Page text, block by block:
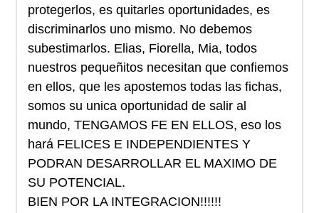
protegerlos, es quitarles oportunidades, es
discriminarlos uno mismo. No debemos
subestimarlos. Elias, Fiorella, Mia, todos
nuestros pequeñitos necesitan que confiemos
en ellos, que les apostemos todas las fichas,
somos su unica oportunidad de salir al
mundo, TENGAMOS FE EN ELLOS, eso los
hará FELICES E INDEPENDIENTES Y
PODRAN DESARROLLAR EL MAXIMO DE
SU POTENCIAL.
BIEN POR LA INTEGRACION!!!!!!